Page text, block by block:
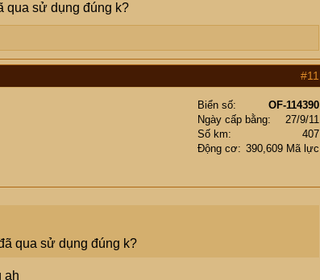
qua sử dụng đúng k?
#11
Biển số
OF-114390
Ngày cấp bằng
27/9/11
Số km
407
Động cơ
390,609 Mã lực
qua sử dụng đúng k?
ah